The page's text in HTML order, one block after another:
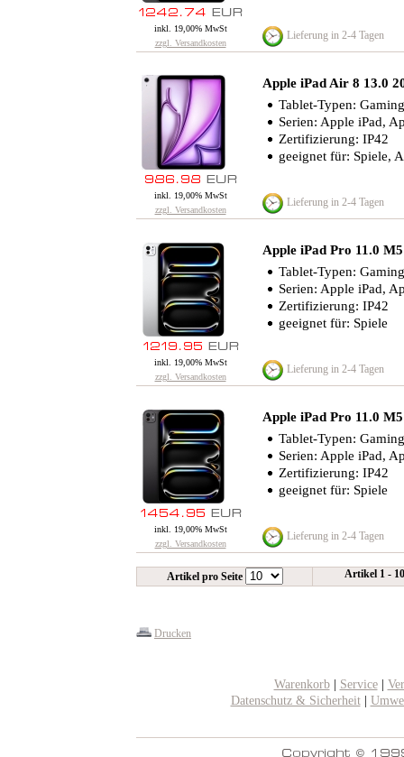
inkl. 19,00% MwSt
zzgl. Versandkosten
Lieferung in 2-4 Tagen
Apple iPad Air 8 13.0
Tablet-Typen:
Serien: Apple iPad,
Zertifizierung: IP42
geeignet für: Spiele,
inkl. 19,00% MwSt
zzgl. Versandkosten
Lieferung in 2-4 Tagen
Apple iPad Pro 11.0
Tablet-Typen:
Serien: Apple iPad,
Zertifizierung: IP42
geeignet für: Spiele
inkl. 19,00% MwSt
zzgl. Versandkosten
Lieferung in 2-4 Tagen
Apple iPad Pro 11.0
Tablet-Typen:
Serien: Apple iPad,
Zertifizierung: IP42
geeignet für: Spiele
inkl. 19,00% MwSt
zzgl. Versandkosten
Lieferung in 2-4 Tagen
Artikel pro Seite Artikel 1 -
Drucken
Warenkorb| Service|
Datenschutz & Sicherheit|